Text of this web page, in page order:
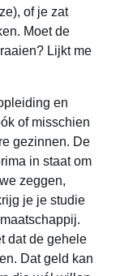
of je zat
Moet de
Lijkt me
en
of misschien
gezinnen. De
in staat om
zeggen,
je je studie
dat de gehele
Dat geld kan